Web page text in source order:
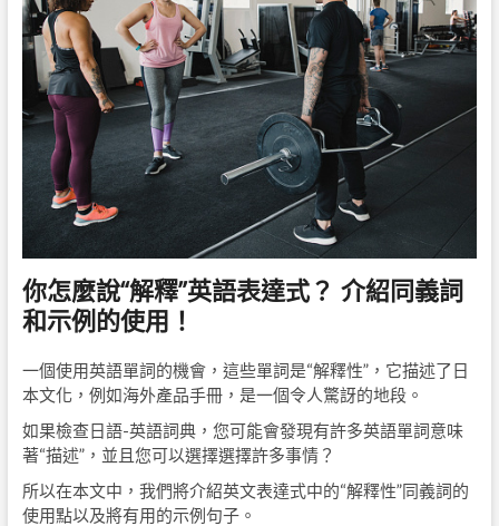
你怎麼說“解釋”英語表達式？ 介紹同義詞
和示例的使用！
一個使用英語單詞的機會，這些單詞是“解釋性”，它描述了日
本文化，例如海外產品手冊，是一個令人驚訝的地段。
如果檢查日語-英語詞典，您可能會發現有許多英語單詞意味
著“描述”，並且您可以選擇選擇許多事情？
所以在本文中，我們將介紹英文表達式中的“解釋性”同義詞的
使用點以及將有用的示例句子。